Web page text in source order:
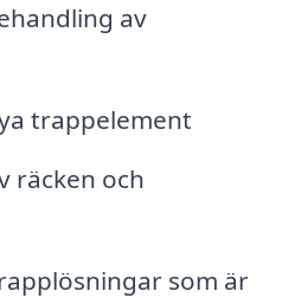
av
trappelement
räcken och
som är